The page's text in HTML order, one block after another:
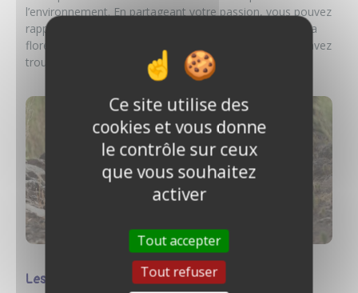
l’environnement. En partageant votre passion, vous pouvez
rappeler les bonnes pratiques pour respecter la faune, la
flore, et laisser les sentiers aussi propres que vous les avez
trouvés.
Les meilleurs endroits pour pratiquer le Trail
Ce site utilise des
cookies et vous donne
le contrôle sur ceux
que vous souhaitez
activer
Tout accepter
Tout refuser